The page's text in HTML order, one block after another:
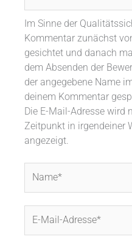
Im Sinne der
Kommentar zunächst
gesichtet und danach
dem Absenden der
der angegebene Name
deinem Kommentar
Die E-Mail-Adresse wird
Zeitpunkt in irgendeiner
angezeigt.
Mail-